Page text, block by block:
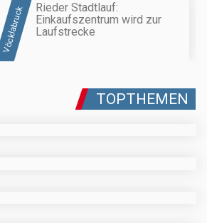
Vöcklabruck
Rieder Stadtlauf:
Einkaufszentrum wird zur
Laufstrecke
TOPTHEMEN